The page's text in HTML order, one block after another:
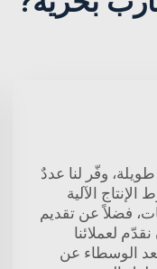
وفّر لنا عددٌ
الآلية
فضلاً عن تقديم
لعملائنا
الوسطاء عن